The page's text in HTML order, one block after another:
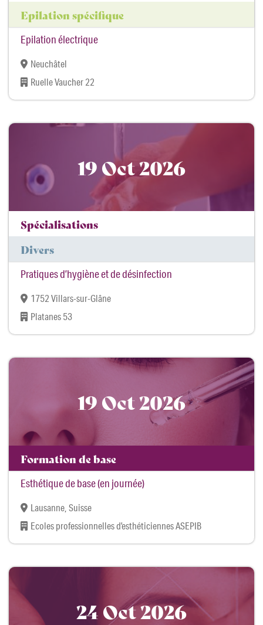
Epilation spécifique
Epilation électrique
Neuchâtel
Ruelle Vaucher 22
19 Oct 2026
Spécialisations
Divers
Pratiques d’hygiène et de désinfection
1752 Villars-sur-Glâne
Platanes 53
19 Oct 2026
Formation de base
Esthétique de base (en journée)
Lausanne, Suisse
Ecoles professionnelles d’esthéticiennes ASEPIB
24 Oct 2026